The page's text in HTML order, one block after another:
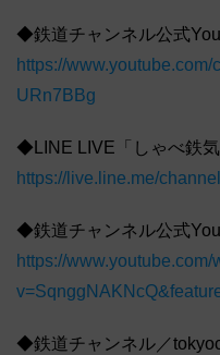
◆鉄道チャンネル公式
https://
URn7BBg
◆LINE LIVE「しゃべ鉄気
https://live.line.me/
◆鉄道チャンネル公式
https://www.youtube.com/
◆鉄道チャンネル／